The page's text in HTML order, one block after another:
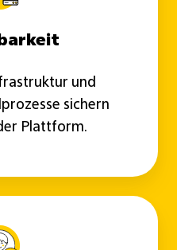
und
sichern
Plattform.